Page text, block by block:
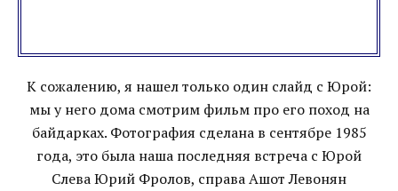
К сожалению, я нашел только один слайд с Юрой:
мы у него дома смотрим фильм про его поход на
байдарках. Фотография сделана в сентябре 1985
года, это была наша последняя встреча с Юрой
Слева Юрий Фролов, справа Ашот Левонян